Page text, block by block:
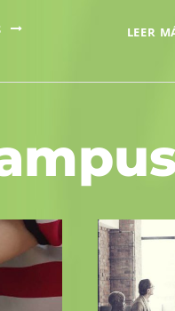
LEER